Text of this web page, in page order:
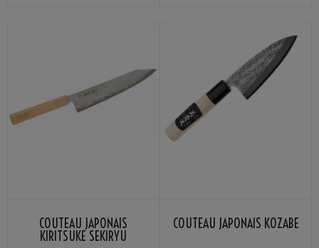
COUTEAU JAPONAIS
KIRITSUKE SEKIRYU
COUTEAU JAPONAIS KOZABE